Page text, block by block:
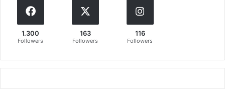
1.300
Followers
163
Followers
116
Followers